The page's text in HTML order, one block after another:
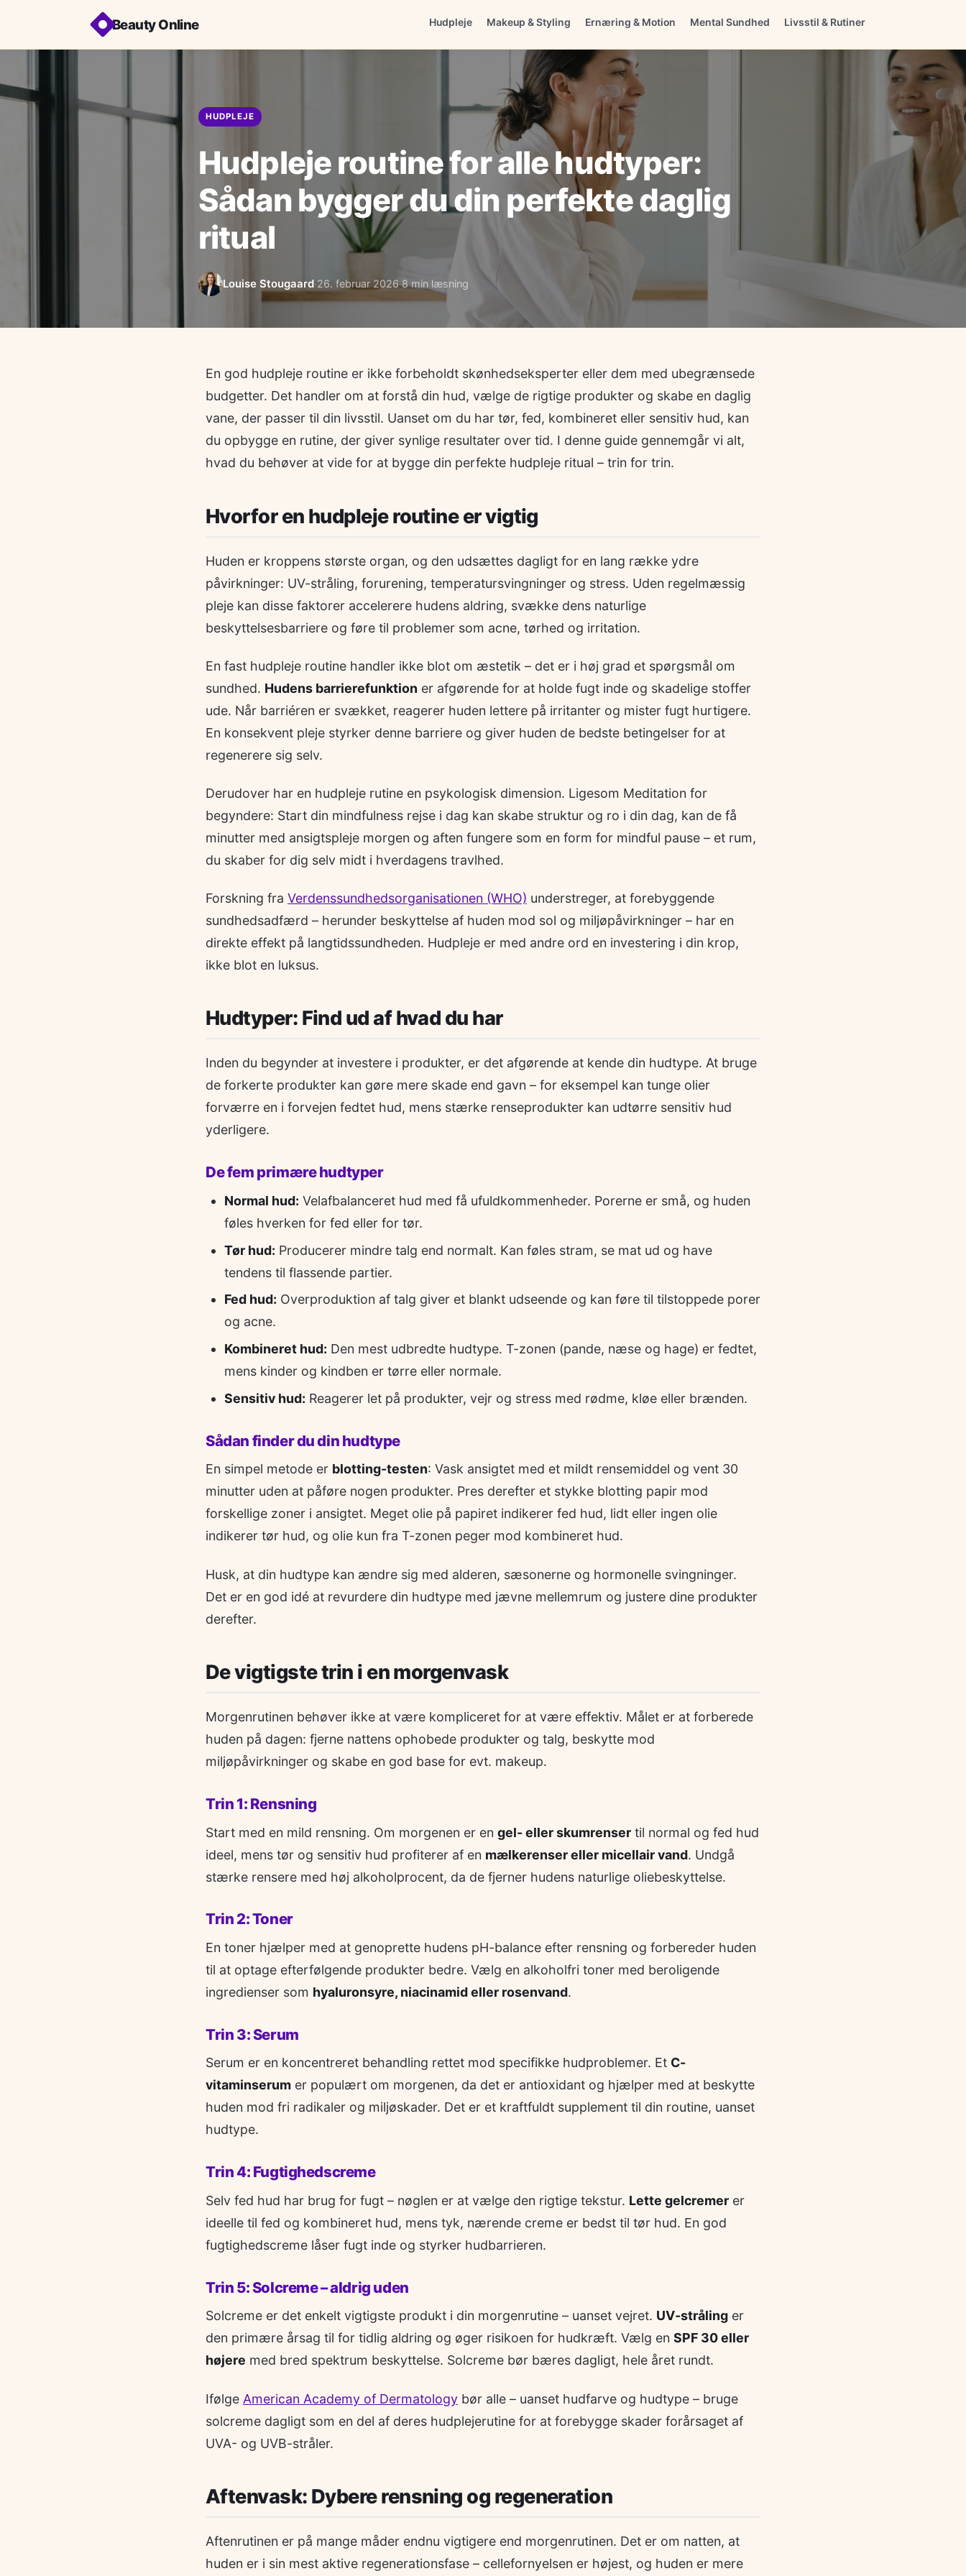
Beauty Online Hudpleje Makeup & Styling Ernæring & Motion Mental Sundhed Livsstil & Rutiner
HUDPLEJE
Hudpleje routine for alle hudtyper:
Sådan bygger du din perfekte daglig
ritual
Louise Stougaard·26. februar 2026·8 min læsning
En god hudpleje routine er ikke forbeholdt skønhedseksperter eller dem med ubegrænsede
budgetter. Det handler om at forstå din hud, vælge de rigtige produkter og skabe en daglig
vane, der passer til din livsstil. Uanset om du har tør, fed, kombineret eller sensitiv hud, kan
du opbygge en rutine, der giver synlige resultater over tid. I denne guide gennemgår vi alt,
hvad du behøver at vide for at bygge din perfekte hudpleje ritual – trin for trin.
Hvorfor en hudpleje routine er vigtig
Huden er kroppens største organ, og den udsættes dagligt for en lang række ydre
påvirkninger: UV-stråling, forurening, temperatursvingninger og stress. Uden regelmæssig
pleje kan disse faktorer accelerere hudens aldring, svække dens naturlige
beskyttelsesbarriere og føre til problemer som acne, tørhed og irritation.
En fast hudpleje routine handler ikke blot om æstetik – det er i høj grad et spørgsmål om
sundhed. Hudens barrierefunktion er afgørende for at holde fugt inde og skadelige stoffer
ude. Når barriéren er svækket, reagerer huden lettere på irritanter og mister fugt hurtigere.
En konsekvent pleje styrker denne barriere og giver huden de bedste betingelser for at
regenerere sig selv.
Derudover har en hudpleje rutine en psykologisk dimension. Ligesom Meditation for
begyndere: Start din mindfulness rejse i dag kan skabe struktur og ro i din dag, kan de få
minutter med ansigtspleje morgen og aften fungere som en form for mindful pause – et rum,
du skaber for dig selv midt i hverdagens travlhed.
Forskning fra Verdenssundhedsorganisationen (WHO) understreger, at forebyggende
sundhedsadfærd – herunder beskyttelse af huden mod sol og miljøpåvirkninger – har en
direkte effekt på langtidssundheden. Hudpleje er med andre ord en investering i din krop,
ikke blot en luksus.
Hudtyper: Find ud af hvad du har
Inden du begynder at investere i produkter, er det afgørende at kende din hudtype. At bruge
de forkerte produkter kan gøre mere skade end gavn – for eksempel kan tunge olier
forværre en i forvejen fedtet hud, mens stærke renseprodukter kan udtørre sensitiv hud
yderligere.
De fem primære hudtyper
Normal hud: Velafbalanceret hud med få ufuldkommenheder. Porerne er små, og huden
føles hverken for fed eller for tør.
Tør hud: Producerer mindre talg end normalt. Kan føles stram, se mat ud og have
tendens til flassende partier.
Fed hud: Overproduktion af talg giver et blankt udseende og kan føre til tilstoppede porer
og acne.
Kombineret hud: Den mest udbredte hudtype. T-zonen (pande, næse og hage) er fedtet,
mens kinder og kindben er tørre eller normale.
Sensitiv hud: Reagerer let på produkter, vejr og stress med rødme, kløe eller brænden.
Sådan finder du din hudtype
En simpel metode er blotting-testen: Vask ansigtet med et mildt rensemiddel og vent 30
minutter uden at påføre nogen produkter. Pres derefter et stykke blotting papir mod
forskellige zoner i ansigtet. Meget olie på papiret indikerer fed hud, lidt eller ingen olie
indikerer tør hud, og olie kun fra T-zonen peger mod kombineret hud.
Husk, at din hudtype kan ændre sig med alderen, sæsonerne og hormonelle svingninger.
Det er en god idé at revurdere din hudtype med jævne mellemrum og justere dine produkter
derefter.
De vigtigste trin i en morgenvask
Morgenrutinen behøver ikke at være kompliceret for at være effektiv. Målet er at forberede
huden på dagen: fjerne nattens ophobede produkter og talg, beskytte mod
miljøpåvirkninger og skabe en god base for evt. makeup.
Trin 1: Rensning
Start med en mild rensning. Om morgenen er en gel- eller skumrenser til normal og fed hud
ideel, mens tør og sensitiv hud profiterer af en mælkerenser eller micellair vand. Undgå
stærke rensere med høj alkoholprocent, da de fjerner hudens naturlige oliebeskyttelse.
Trin 2: Toner
En toner hjælper med at genoprette hudens pH-balance efter rensning og forbereder huden
til at optage efterfølgende produkter bedre. Vælg en alkoholfri toner med beroligende
ingredienser som hyaluronsyre, niacinamid eller rosenvand.
Trin 3: Serum
Serum er en koncentreret behandling rettet mod specifikke hudproblemer. Et C-
vitaminserum er populært om morgenen, da det er antioxidant og hjælper med at beskytte
huden mod fri radikaler og miljøskader. Det er et kraftfuldt supplement til din routine, uanset
hudtype.
Trin 4: Fugtighedscreme
Selv fed hud har brug for fugt – nøglen er at vælge den rigtige tekstur. Lette gelcremer er
ideelle til fed og kombineret hud, mens tyk, nærende creme er bedst til tør hud. En god
fugtighedscreme låser fugt inde og styrker hudbarrieren.
Trin 5: Solcreme – aldrig uden
Solcreme er det enkelt vigtigste produkt i din morgenrutine – uanset vejret. UV-stråling er
den primære årsag til for tidlig aldring og øger risikoen for hudkræft. Vælg en SPF 30 eller
højere med bred spektrum beskyttelse. Solcreme bør bæres dagligt, hele året rundt.
Ifølge American Academy of Dermatology bør alle – uanset hudfarve og hudtype – bruge
solcreme dagligt som en del af deres hudplejerutine for at forebygge skader forårsaget af
UVA- og UVB-stråler.
Aftenvask: Dybere rensning og regeneration
Aftenrutinen er på mange måder endnu vigtigere end morgenrutinen. Det er om natten, at
huden er i sin mest aktive regenerationsfase – cellefornyelsen er højest, og huden er mere